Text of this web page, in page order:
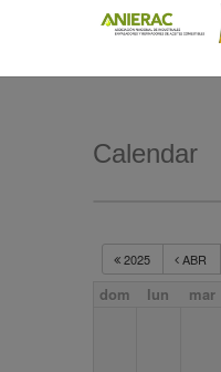
Calendar
2025 ABR
dom lun mar